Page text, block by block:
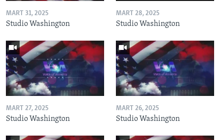
MART 31, 2025
Studio Washington
MART 28, 2025
Studio Washington
MART 27, 2025
Studio Washington
MART 26, 2025
Studio Washington